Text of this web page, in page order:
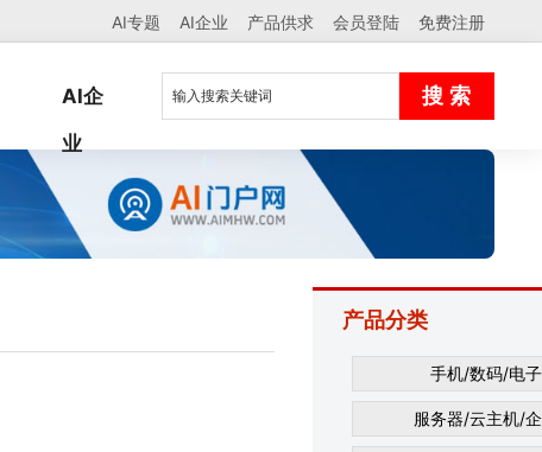
AI专题 AI企业 产品供求 会员登陆 免费注册
AI企
业
产品分类
手机/数码/电
服务器/云主机/